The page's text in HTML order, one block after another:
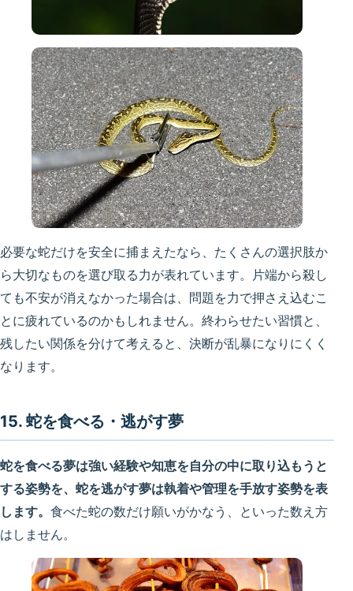
必要な蛇だけを安全に捕まえたなら、たくさんの選択肢か
ら大切なものを選び取る力が表れています。片端から殺し
ても不安が消えなかった場合は、問題を力で押さえ込むこ
とに疲れているのかもしれません。終わらせたい習慣と、
残したい関係を分けて考えると、決断が乱暴になりにくく
なります。
15. 蛇を食べる・逃がす夢
蛇を食べる夢は強い経験や知恵を自分の中に取り込もうと
する姿勢を、蛇を逃がす夢は執着や管理を手放す姿勢を表
します。 食べた蛇の数だけ願いがかなう、といった数え方
はしません。